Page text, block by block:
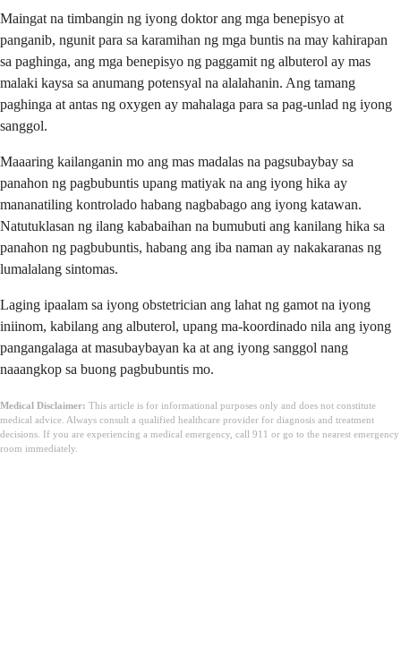
Maingat na timbangin ng iyong doktor ang mga benepisyo at
panganib, ngunit para sa karamihan ng mga buntis na may kahirapan
sa paghinga, ang mga benepisyo ng paggamit ng albuterol ay mas
malaki kaysa sa anumang potensyal na alalahanin. Ang tamang
paghinga at antas ng oxygen ay mahalaga para sa pag-unlad ng iyong
sanggol.
Maaaring kailanganin mo ang mas madalas na pagsubaybay sa
panahon ng pagbubuntis upang matiyak na ang iyong hika ay
mananatiling kontrolado habang nagbabago ang iyong katawan.
Natutuklasan ng ilang kababaihan na bumubuti ang kanilang hika sa
panahon ng pagbubuntis, habang ang iba naman ay nakakaranas ng
lumalalang sintomas.
Laging ipaalam sa iyong obstetrician ang lahat ng gamot na iyong
iniinom, kabilang ang albuterol, upang ma-koordinado nila ang iyong
pangangalaga at masubaybayan ka at ang iyong sanggol nang
naaangkop sa buong pagbubuntis mo.
Medical Disclaimer: This article is for informational purposes only and does not constitute
medical advice. Always consult a qualified healthcare provider for diagnosis and treatment
decisions. If you are experiencing a medical emergency, call 911 or go to the nearest emergency
room immediately.